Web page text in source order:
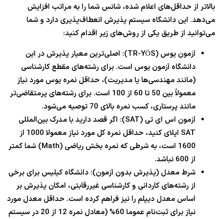
بالاتر از حداقل‌های اعلام شده، شانس شما را به مراتب افزایش
می‌دهد. این دانشگاه سیستم پذیرش انعطاف‌پذیری دارد و شما
می‌توانید از طریق یکی از روش‌های زیر اقدام کنید:
آزمون یوس (TR-YÖS): اصلی‌ترین معیار پذیرش در این
دانشگاه آزمون یوس است. برای رشته‌های مقطع کارشناسی
(مانند مهندسی‌ها یا مدیریت)، حداقل نمره یوس مورد نیاز
معمولاً بین 50 تا 60 از 100 است. برای رشته‌های پرمتقاضی‌تر
مانند پرستاری، کسب نمره بالای 70 توصیه می‌شود.
آزمون اس ای تی (SAT): اگر قصد دارید با مدرک بین‌المللی
SAT اپلای کنید، حداقل نمره کل مورد نیاز معمولا 1000 از
1600 است، به شرطی که نمره بخش ریاضی (Math) شما کمتر
از 600 نباشد.
شرط معدل (پذیرش بدون آزمون): دانشگاه کیلیس برای برخی
از رشته‌های کاردانی و کارشناسی غیررقابتی، امکان پذیرش بر
اساس معدل دیپلم را نیز فراهم کرده است. حداقل معدل مورد
نیاز برای ثبت‌نام عموما 60% (معادل نمره 12 از 20 در سیستم